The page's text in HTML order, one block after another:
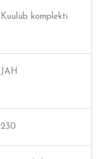
Kuulub komplekti
JAH
230